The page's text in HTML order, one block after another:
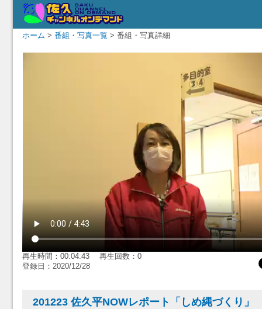
ホーム > 番組・写真一覧 > 番組・写真詳細
再生時間：00:04:43 再生回数：0
登録日：2020/12/28
201223 佐久平NOWレポート「しめ縄づくり」